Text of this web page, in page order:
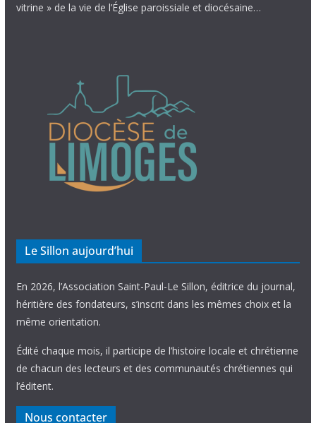
vitrine » de la vie de l’Église paroissiale et diocésaine…
Le Sillon aujourd’hui
En 2026, l’Association Saint-Paul-Le Sillon, éditrice du journal,
héritière des fondateurs, s’inscrit dans les mêmes choix et la
même orientation.
Édité chaque mois, il participe de l’histoire locale et chrétienne
de chacun des lecteurs et des communautés chrétiennes qui
l’éditent.
Nous contacter